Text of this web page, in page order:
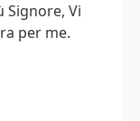
Signore, Vi
per me.